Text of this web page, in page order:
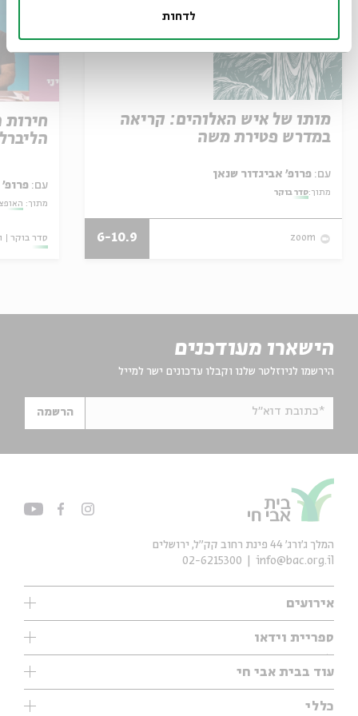
לדחות
מותו של איש האלוהים: קריאה
במדרש פטירת משה
עם:
מתוך:סדר בוקר
zoom
6-10.9
עם: פרופ'
מתוך:
סדר בוקר
הישארו מעודכנים
הירשמו לניוזלטר שלנו וקבלו עדכונים ישר למייל
*כתובת דוא"ל הרשמה
אירועים
עיון
אנגלית
נוער
ספריית וידאו
ילדים
מוזיקה
עיון
עוד בבית אבי חי
תערוכות
מיוחדים
כללי
המלך ג'ורג' 44 פינת רחוב קק״ל, ירושלים
info@bac.org.il
02-6215300